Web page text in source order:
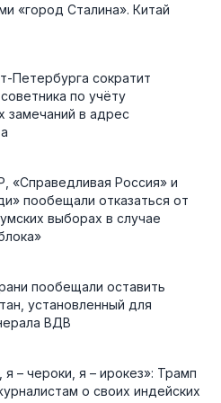
«город Сталина». Китай
Петербурга сократит
по учёту
замечаний в адрес
«Справедливая Россия» и
пообещали отказаться от
выборах в случае
пообещали оставить
установленный для
ВДВ
я – чероки, я – ирокез»: Трамп
о своих индейских